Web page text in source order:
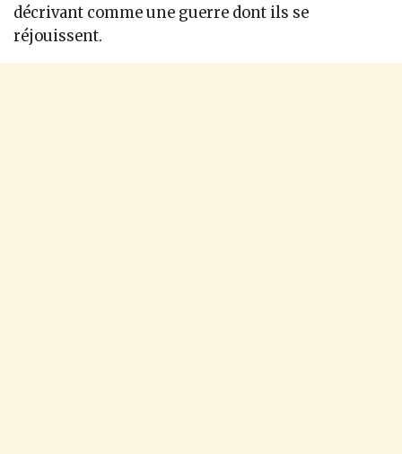
décrivant comme une guerre dont ils se
réjouissent.